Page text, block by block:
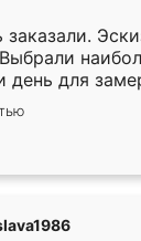
заказали.
день для
была уже
Спасибо